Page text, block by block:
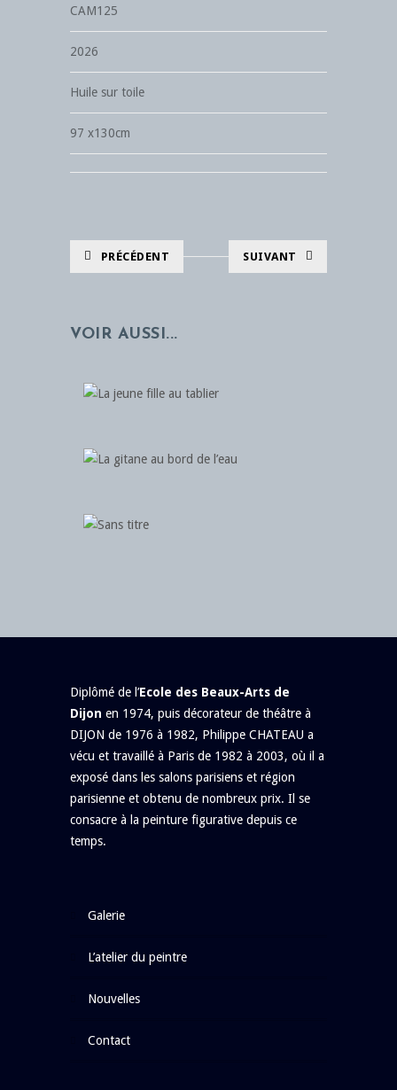
CAM125
2026
Huile sur toile
97 x130cm
PRÉCÉDENT SUIVANT
VOIR AUSSI...
Diplômé de l’Ecole des Beaux-Arts de
Dijon en 1974, puis décorateur de théâtre à
DIJON de 1976 à 1982, Philippe CHATEAU a
vécu et travaillé à Paris de 1982 à 2003, où il a
exposé dans les salons parisiens et région
parisienne et obtenu de nombreux prix. Il se
consacre à la peinture figurative depuis ce
temps.
galerie
l’atelier du peintre
nouvelles
contact